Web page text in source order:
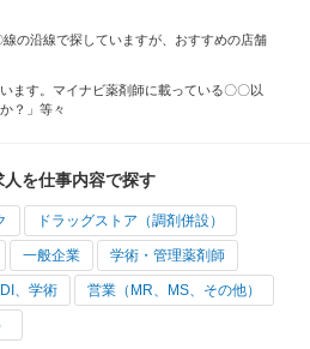
線の沿線で探していますが、おすすめの店舗
ます。マイナビ薬剤師に載っている〇〇以
？」等々
を仕事内容で探す
ドラッグストア（調剤併設）
一般企業 学術・管理薬剤師
、学術 営業（MR、MS、その他）